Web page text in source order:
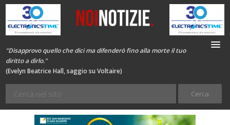
“Disapprovo quello che dici ma difenderò fino alla morte il tuo
diritto a dirlo.”
(Evelyn Beatrice Hall, saggio su Voltaire)